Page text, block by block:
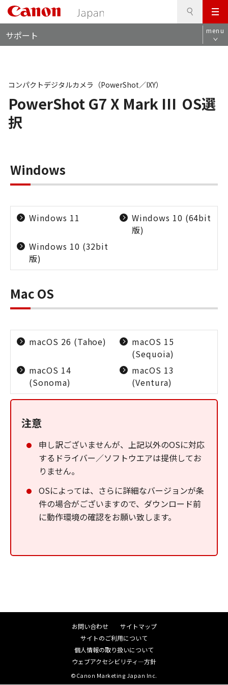
メ
ニ
ュ
サポート menu
PowerShot G7 X Mark III OS選
択
コンパクトデジタルカメラ（PowerShot／IXY）
Windows
Windows 11
Windows 10 (64bit
版)
Windows 10 (32bit
版)
Mac OS
macOS 26 (Tahoe)
macOS 15
(Sequoia)
macOS 14
(Sonoma)
macOS 13
(Ventura)
注意
申し訳ございませんが、上記以外のOSに対応
するドライバー／ソフトウエアは提供してお
りません。
OSによっては、さらに詳細なバージョンが条
件の場合がございますので、ダウンロード前
に動作環境の確認をお願い致します。
お問い合わせ
サイトマップ
サイトのご利用について
個人情報の取り扱いについて
ウェブアクセシビリティ―方針
©Canon Marketing Japan Inc.